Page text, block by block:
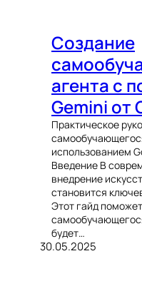
Создание
агента с
Gemini от
Практическое
использованием
Введение В
внедрение
становится
Этот гайд
будет…
30.05.2025